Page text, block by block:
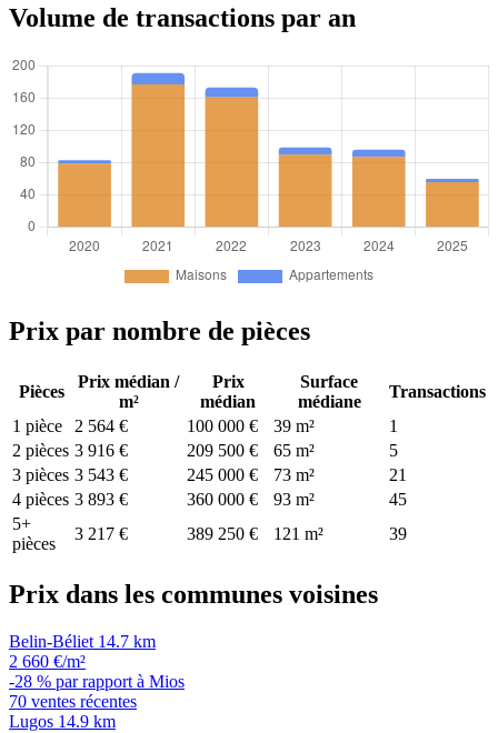
Volume de transactions par an
Prix par nombre de pièces
Pièces
Prix médian /
m²
Prix
médian
Surface
médiane
Transactions
1 pièce
2 564 € 100 000 € 39 m²
1
2 pièces 3 916 € 209 500 € 65 m²
5
3 pièces 3 543 € 245 000 € 73 m²
21
4 pièces 3 893 € 360 000 € 93 m²
45
5+
pièces
3 217 € 389 250 € 121 m² 39
Prix dans les communes voisines
Belin-Béliet 14.7 km
2 660 €/m²
-28 % par rapport à Mios
70 ventes récentes
Lugos 14.9 km